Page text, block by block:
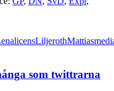
licensLiljerothMattias
som twittrarna